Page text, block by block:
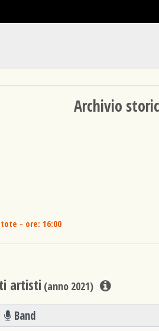
Archivio
- ore: 16:00
artisti (anno 2021)
Band